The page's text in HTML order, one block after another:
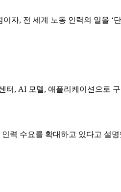
, 전 세계 노동 인력의 일을 ‘
, AI 모델, 애플리케이션으로
력 수요를 확대하고 있다고 설